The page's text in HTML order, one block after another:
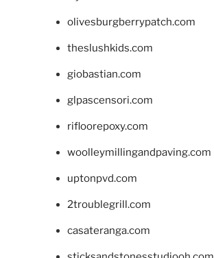
olivesburgberrypatch.com
theslushkids.com
giobastian.com
glpascensori.com
rifloorepoxy.com
woolleymillingandpaving.com
uptonpvd.com
2troublegrill.com
casateranga.com